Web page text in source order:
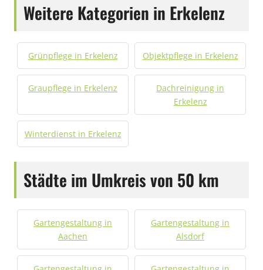
Weitere Kategorien in Erkelenz
Grünpflege in Erkelenz Objektpflege in Erkelenz
Graupflege in Erkelenz
Dachreinigung in
Erkelenz
Winterdienst in Erkelenz
Städte im Umkreis von 50 km
Gartengestaltung in
Aachen
Gartengestaltung in
Alsdorf